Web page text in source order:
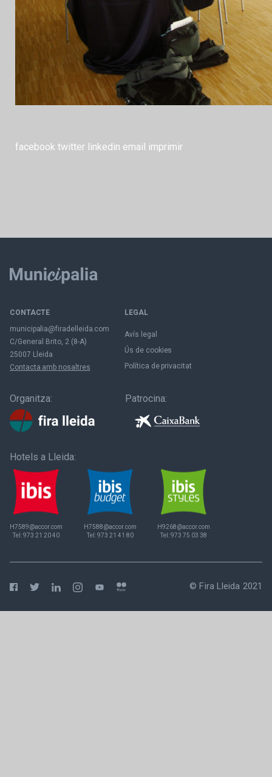
facebook twitter linkedin email imprimir
CONTACTE
municipalia@firadelleida.com
C/General Brito, 2 (8-A)
25007 Lleida
Contacta amb nosaltres
LEGAL
Avís legal
Ús de cookies
Política de privacitat
Organitza: Patrocina:
Hotels a Lleida:
H7589@accor.com
Tel:973 21 20 40
H7588@accor.com
Tel:973 21 41 80
H9268@accor.com
Tel:973 75 03 38
© Fira Lleida 2021